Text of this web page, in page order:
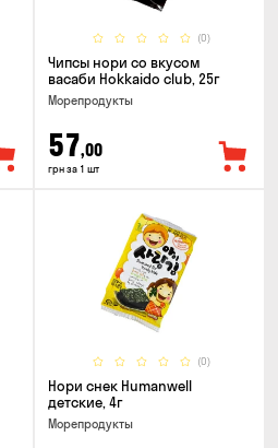
(0)
Чипсы нори со вкусом
васаби Hokkaido club, 25г
Морепродукты
57,00
грн за 1 шт
(0)
Нори снек Humanwell
детские, 4г
Морепродукты